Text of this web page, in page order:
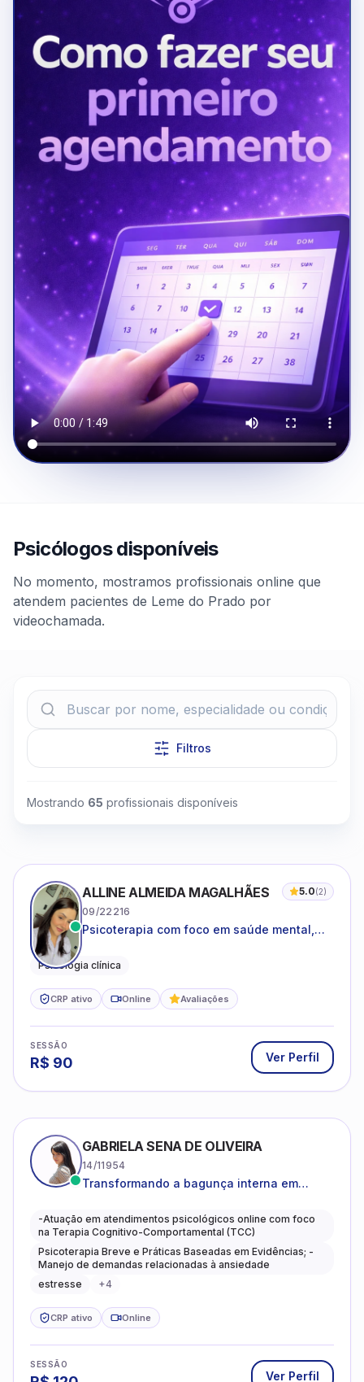
Psicólogos disponíveis
No momento, mostramos profissionais online que
atendem pacientes de Leme do Prado por
videochamada.
Filtros
Mostrando 65 profissionais disponíveis
ALLINE ALMEIDA MAGALHÃES 5.0(2)
09/22216
Psicoterapia com foco em saúde mental,
adolescentes e adultos.
Psicologia clínica
CRP ativo Online Avaliações
SESSÃO
R$ 90 Ver Perfil
GABRIELA SENA DE OLIVEIRA
14/11954
Transformando a bagunça interna em
caminhos mais gentis para se viver.
-Atuação em atendimentos psicológicos online com foco
na Terapia Cognitivo-Comportamental (TCC)
Psicoterapia Breve e Práticas Baseadas em Evidências; -
Manejo de demandas relacionadas à ansiedade
estresse
+4
CRP ativo Online
SESSÃO
Ver Perfil